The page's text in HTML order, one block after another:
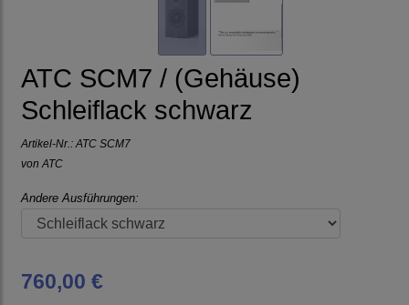
ATC SCM7 / (Gehäuse)
Schleiflack schwarz
Artikel-Nr.: ATC SCM7
von ATC
Andere Ausführungen:
760,00 €